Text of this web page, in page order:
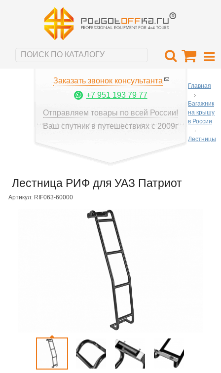
Заказать звонок консультанта
+7 951 193 79 77
Отправляем товары по всей России!
Ваш спутник в путешествиях с 2009г
Главная
Багажник
на крышу
в России
Лестницы
Лестница РИФ для УАЗ Патриот
Артикул: RIF063-60000